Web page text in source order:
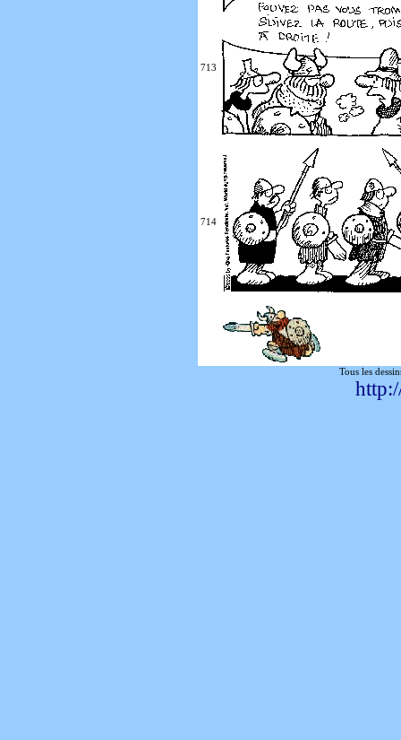
713
714
Tous les